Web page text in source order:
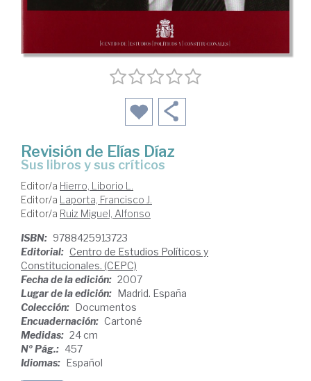
Revisión de Elías Díaz
sus libros y sus críticos
Editor/a Hierro, Liborio L.
Editor/a Laporta, Francisco J.
Editor/a Ruiz Miguel, Alfonso
ISBN: 9788425913723
Editorial: Centro de Estudios Políticos y
Constitucionales. (CEPC)
Fecha de la edición: 2007
Lugar de la edición: Madrid. España
Colección: Documentos
Encuadernación: Cartoné
Medidas: 24 cm
Nº Pág.: 457
Idiomas: Español